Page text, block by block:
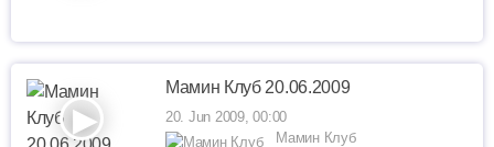
Мамин Клуб 20.06.2009
20. Jun 2009, 00:00
Мамин Клуб